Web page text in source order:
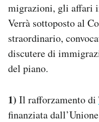
migrazioni, gli affari
Verrà sottoposto al
straordinario,
discutere di
del piano.
1) Il rafforzamento di
finanziata